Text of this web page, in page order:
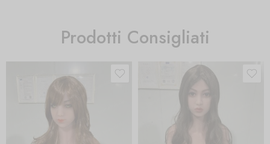
Prodotti Consigliati